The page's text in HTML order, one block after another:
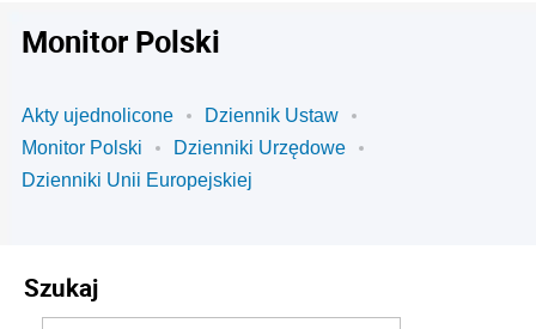
Monitor Polski
Akty ujednolicone
Dziennik Ustaw
Monitor Polski
Dzienniki Urzędowe
Dzienniki Unii Europejskiej
Szukaj